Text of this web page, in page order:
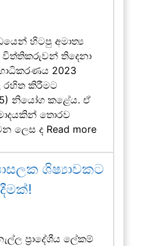
හිටපු අමාත්‍ය
විත්තිකරුවන් තිදෙනා
2023
රහිත කිරීමට
නියෝග කළේය. ඒ
තොරව
ලෙස ද Read more
ශිෂ්‍යාවකට
ප්‍රාදේශීය ලේකම්